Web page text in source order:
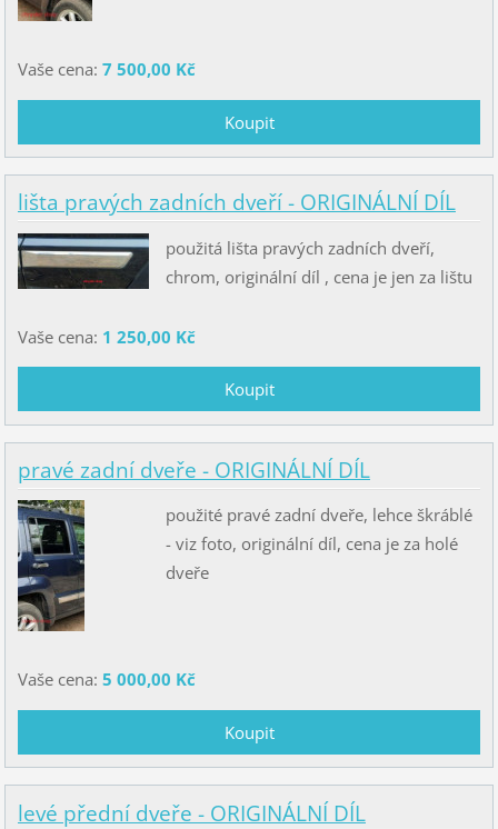
Vaše cena: 7 500,00 Kč
lišta pravých zadních dveří - ORIGINÁLNÍ DÍL
použitá lišta pravých zadních dveří,
chrom, originální díl , cena je jen za lištu
Vaše cena: 1 250,00 Kč
pravé zadní dveře - ORIGINÁLNÍ DÍL
použité pravé zadní dveře, lehce škráblé
- viz foto, originální díl, cena je za holé
dveře
Vaše cena: 5 000,00 Kč
levé přední dveře - ORIGINÁLNÍ DÍL